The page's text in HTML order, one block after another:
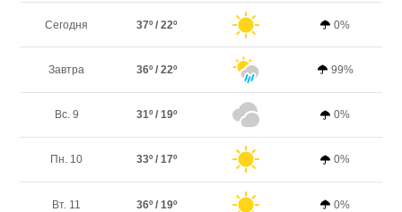
Сегодня 37º / 22º 0%
Завтра 36º / 22º 99%
Вс. 9 31º / 19º 0%
Пн. 10 33º / 17º 0%
Вт. 11 36º / 19º 0%